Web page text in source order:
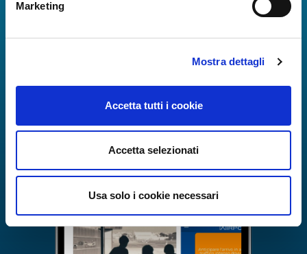
Marketing
Mostra dettagli
Accetta tutti i cookie
Accetta selezionati
Usa solo i cookie necessari